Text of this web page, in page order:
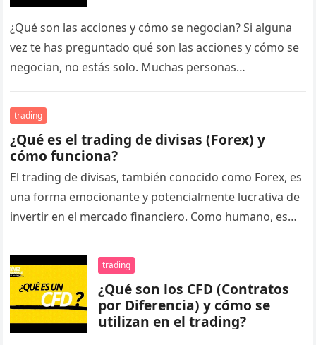
¿Qué son las acciones y cómo se negocian? Si alguna
vez te has preguntado qué son las acciones y cómo se
negocian, no estás solo. Muchas personas…
trading
¿Qué es el trading de divisas (Forex) y
cómo funciona?
El trading de divisas, también conocido como Forex, es
una forma emocionante y potencialmente lucrativa de
invertir en el mercado financiero. Como humano, es
trading
¿Qué son los CFD (Contratos
por Diferencia) y cómo se
utilizan en el trading?